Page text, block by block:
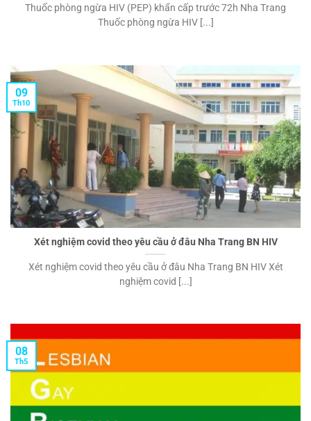
Thuốc phòng ngừa HIV (PEP) khẩn cấp trước 72h Nha Trang
Thuốc phòng ngừa HIV [...]
Xét nghiệm covid theo yêu cầu ở đâu Nha Trang BN HIV
Xét nghiệm covid theo yêu cầu ở đâu Nha Trang BN HIV Xét
nghiệm covid [...]
09
Th10
08
Th5